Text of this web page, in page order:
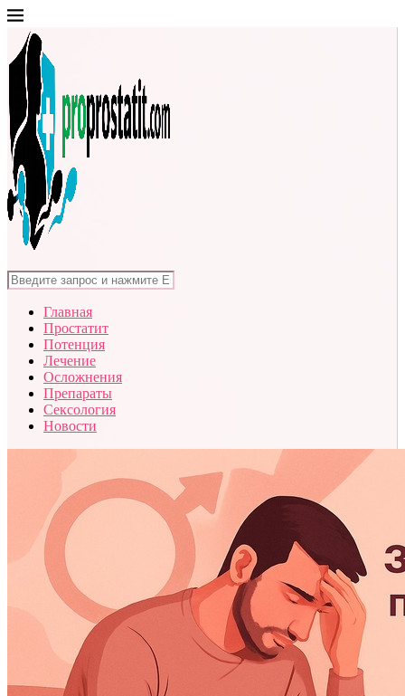
Главная
Простатит
Потенция
Лечение
Осложнения
Препараты
Сексология
Новости